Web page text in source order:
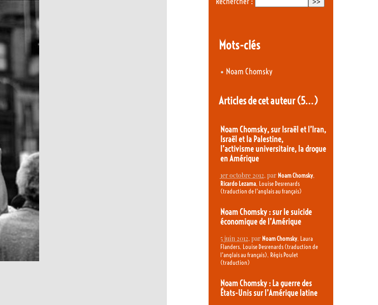
Mots-clés
• Noam Chomsky
Articles de cet auteur(5…)
Noam Chomsky, sur Israël et l’Iran,
Israël et la Palestine,
l’activisme universitaire, la drogue
en Amérique
1er octobre 2012, par Noam Chomsky,
Ricardo Lezama, Louise Desrenards
(traduction de l’anglais au français)
Noam Chomsky : sur le suicide
économique de l’Amérique
5 juin 2012, par Noam Chomsky, Laura
Flanders, Louise Desrenards (traduction de
l’anglais au français), Régis Poulet
(traduction)
Noam Chomsky : La guerre des
États-Unis sur l’Amérique latine